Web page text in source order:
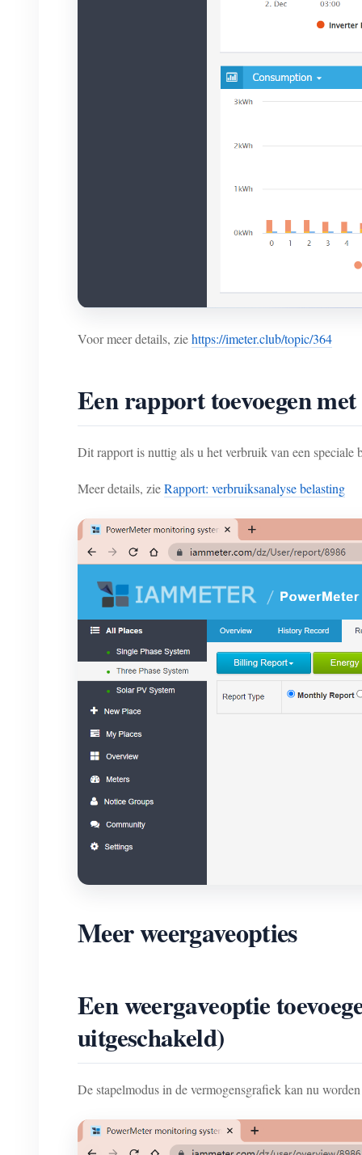
Voor meer details, ziehttps://imeter.club/topic/364
Een rapport toevoegen
Dit rapport is nuttig als u het verbruik van een
Meer details, zieRapport: verbruiksanalyse belasting
Meer weergaveopties
Een weergaveoptie
uitgeschakeld)
De stapelmodus in de vermogensgrafiek kan nu